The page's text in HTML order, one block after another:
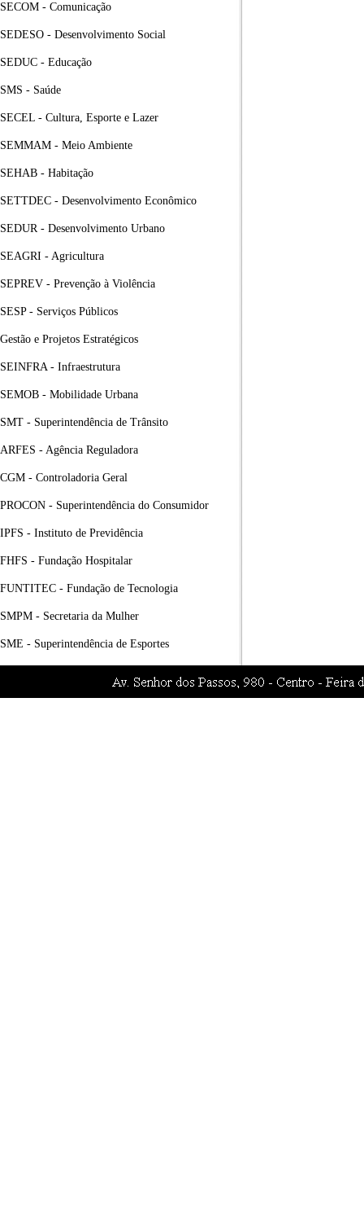
SECOM - Comunicação
SEDESO - Desenvolvimento Social
SEDUC - Educação
SMS - Saúde
SECEL - Cultura, Esporte e Lazer
SEMMAM - Meio Ambiente
SEHAB - Habitação
SETTDEC - Desenvolvimento Econômico
SEDUR - Desenvolvimento Urbano
SEAGRI - Agricultura
SEPREV - Prevenção à Violência
SESP - Serviços Públicos
Gestão e Projetos Estratégicos
SEINFRA - Infraestrutura
SEMOB - Mobilidade Urbana
SMT - Superintendência de Trânsito
ARFES - Agência Reguladora
CGM - Controladoria Geral
PROCON - Superintendência do Consumidor
IPFS - Instituto de Previdência
FHFS - Fundação Hospitalar
FUNTITEC - Fundação de Tecnologia
SMPM - Secretaria da Mulher
SME - Superintendência de Esportes